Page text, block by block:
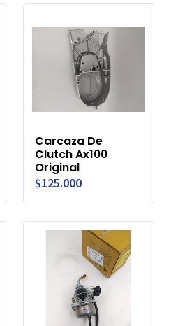
Carcaza De
Clutch Ax100
Original
$125.000